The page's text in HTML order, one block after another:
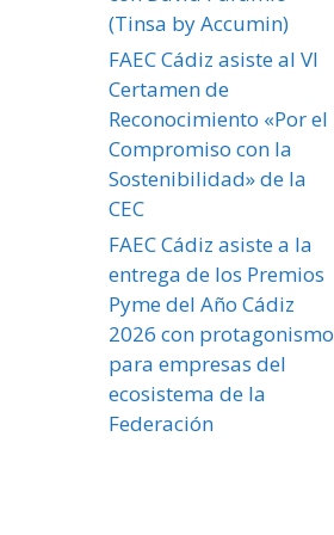
(Tinsa by Accumin)
FAEC Cádiz asiste al VI
Certamen de
Reconocimiento «Por el
Compromiso con la
Sostenibilidad» de la
CEC
FAEC Cádiz asiste a la
entrega de los Premios
Pyme del Año Cádiz
2026 con protagonismo
para empresas del
ecosistema de la
Federación